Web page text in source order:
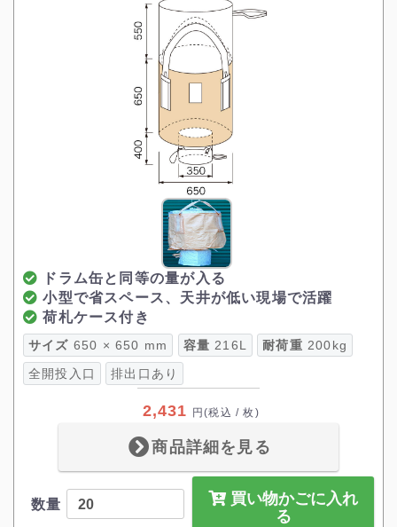
ドラム缶と同等の量が入る
小型で省スペース、天井が低い現場で活躍
荷札ケース付き
サイズ 650 × 650 mm 容量 216L 耐荷重 200kg
全開投入口 排出口あり
2,431 円(税込 / 枚)
商品詳細を見る
数量
買い物かごに入れ
る